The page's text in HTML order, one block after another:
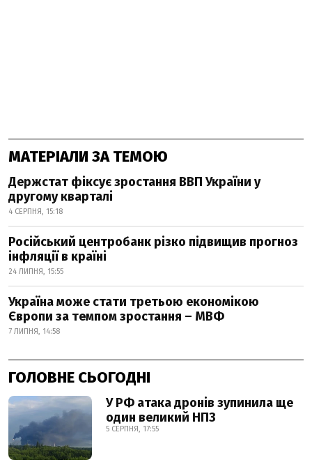
МАТЕРІАЛИ ЗА ТЕМОЮ
Держстат фіксує зростання ВВП України у
другому кварталі
4 СЕРПНЯ, 15:18
Російський центробанк різко підвищив прогноз
інфляції в країні
24 ЛИПНЯ, 15:55
Україна може стати третьою економікою
Європи за темпом зростання – МВФ
7 ЛИПНЯ, 14:58
ГОЛОВНЕ СЬОГОДНІ
У РФ атака дронів зупинила ще
один великий НПЗ
5 СЕРПНЯ, 17:55